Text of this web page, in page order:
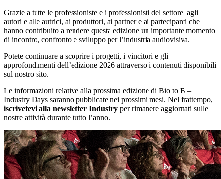
Grazie a tutte le professioniste e i professionisti del settore, agli
autori e alle autrici, ai produttori, ai partner e ai partecipanti che
hanno contribuito a rendere questa edizione un importante momento
di incontro, confronto e sviluppo per l’industria audiovisiva.
Potete continuare a scoprire i progetti, i vincitori e gli
approfondimenti dell’edizione 2026 attraverso i contenuti disponibili
sul nostro sito.
Le informazioni relative alla prossima edizione di Bio to B –
Industry Days saranno pubblicate nei prossimi mesi. Nel frattempo,
iscrivetevi alla newsletter Industry per rimanere aggiornati sulle
nostre attività durante tutto l’anno.